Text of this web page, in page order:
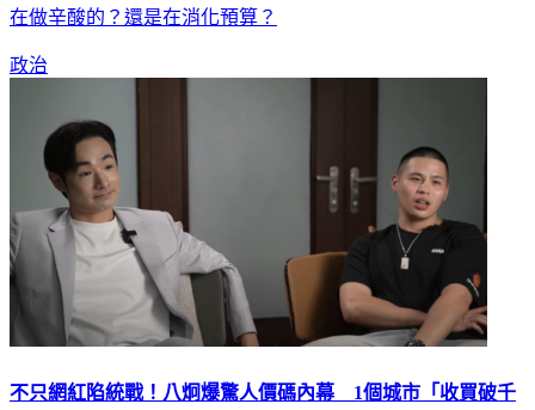
在做辛酸的？還是在消化預算？
政治
不只網紅陷統戰！八炯爆驚人價碼內幕 1個城市「收買破千